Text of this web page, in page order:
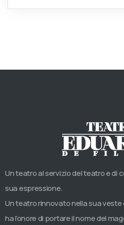
Un teatro al servizio del teatro e di
sua espressione.
Un teatro rinnovato nella sua
ha l’onore di portare il nome del